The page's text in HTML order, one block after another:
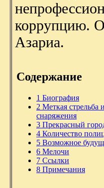
коррупцию.
Азариа.
Содержание
1 Биография
2 Меткая стрельба
снаряжения
3 Прекрасный
4 Количество
5 Возможное
6 Мелочи
7 Ссылки
8 Примечания